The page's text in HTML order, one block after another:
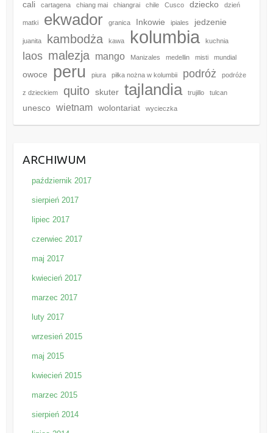
cali cartagena chiang mai chiangrai chile Cusco dziecko dzień
matki ekwador granica Inkowie ipiales jedzenie
juanita kambodża kawa kolumbia kuchnia
laos malezja mango Manizales medellin misti mundial
owoce peru piura piłka nożna w kolumbii podróż podróże
z dzieckiem quito skuter tajlandia trujillo tulcan
unesco wietnam wolontariat wycieczka
ARCHIWUM
październik 2017
sierpień 2017
lipiec 2017
czerwiec 2017
maj 2017
kwiecień 2017
marzec 2017
luty 2017
wrzesień 2015
maj 2015
kwiecień 2015
marzec 2015
sierpień 2014